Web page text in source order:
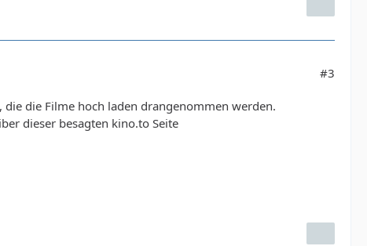
#3
die Filme hoch laden drangenommen werden.
dieser besagten kino.to Seite